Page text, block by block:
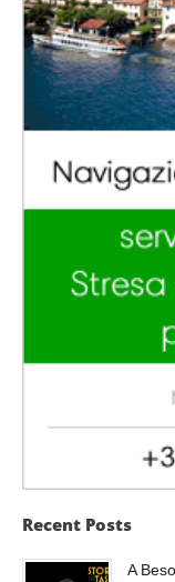
Recent Posts
A